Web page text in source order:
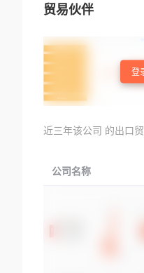
贸易伙伴
登
近三年该公司 的出口
公司名称